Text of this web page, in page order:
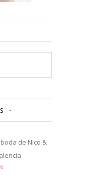
de Nico &